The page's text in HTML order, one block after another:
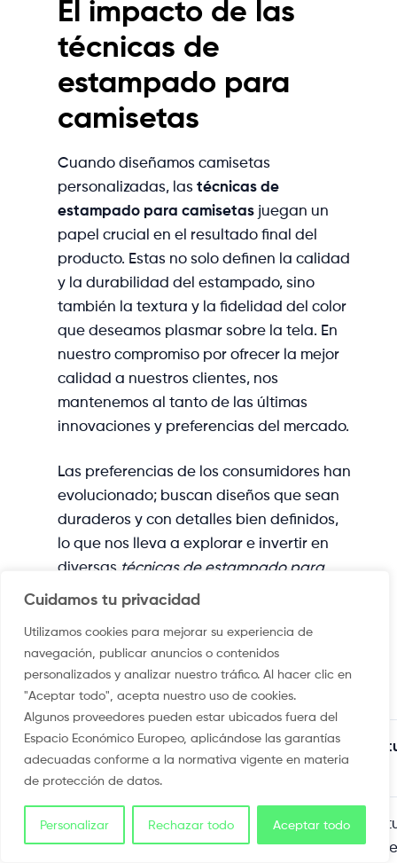
Cuidamos tu privacidad
Utilizamos cookies para mejorar su experiencia de
navegación, publicar anuncios o contenidos
personalizados y analizar nuestro tráfico. Al hacer clic en
"Aceptar todo", acepta nuestro uso de cookies.
Algunos proveedores pueden estar ubicados fuera del
Espacio Económico Europeo, aplicándose las garantías
adecuadas conforme a la normativa vigente en materia
de protección de datos.
Personalizar Rechazar todo Aceptar todo
El impacto de las
técnicas de
estampado para
camisetas
Cuando diseñamos camisetas
personalizadas, las técnicas de
estampado para camisetas juegan un
papel crucial en el resultado final del
producto. Estas no solo definen la calidad
y la durabilidad del estampado, sino
también la textura y la fidelidad del color
que deseamos plasmar sobre la tela. En
nuestro compromiso por ofrecer la mejor
calidad a nuestros clientes, nos
mantenemos al tanto de las últimas
innovaciones y preferencias del mercado.
Las preferencias de los consumidores han
evolucionado; buscan diseños que sean
duraderos y con detalles bien definidos,
lo que nos lleva a explorar e invertir en
diversas técnicas de estampado para
camisetas
que satisfagan estas
presentamos una tabla comparativa que
resume las propiedades de algunas de
las técnicas más sobresalientes:
Técnica de
Descripción
Serigrafía
Proceso
tradicional